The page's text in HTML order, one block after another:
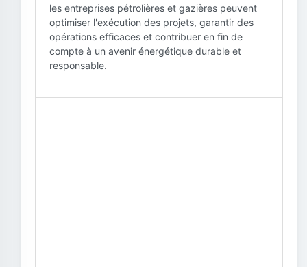
les entreprises pétrolières et gazières peuvent
optimiser l'exécution des projets, garantir des
opérations efficaces et contribuer en fin de
compte à un avenir énergétique durable et
responsable.